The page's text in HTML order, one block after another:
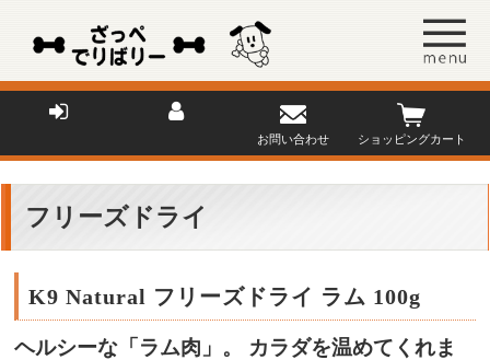
フリーズドライ
K9 Natural フリーズドライ ラム 100g
ヘルシーな「ラム肉」。 カラダを温めてくれま
お問い合わせ ショッピングカート